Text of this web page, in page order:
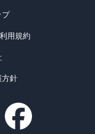
プ
用規約
方針